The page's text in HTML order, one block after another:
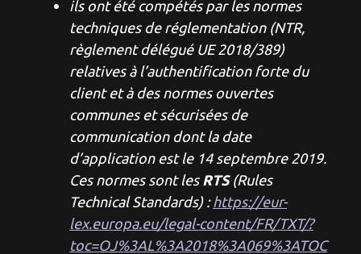
ils ont été compétés par les normes
techniques de réglementation (NTR,
règlement délégué UE 2018/389)
relatives à l’authentification forte du
client et à des normes ouvertes
communes et sécurisées de
communication dont la date
d’application est le 14 septembre 2019.
Ces normes sont lesRTS(Rules
Technical Standards) :https://eur-
lex.europa.eu/legal-content/FR/TXT/?
toc=OJ%3AL%3A2018%3A069%3ATOC